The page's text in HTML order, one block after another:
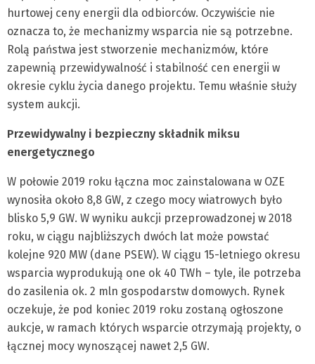
hurtowej ceny energii dla odbiorców. Oczywiście nie
oznacza to, że mechanizmy wsparcia nie są potrzebne.
Rolą państwa jest stworzenie mechanizmów, które
zapewnią przewidywalność i stabilność cen energii w
okresie cyklu życia danego projektu. Temu właśnie służy
system aukcji.
Przewidywalny i bezpieczny składnik miksu
energetycznego
W połowie 2019 roku łączna moc zainstalowana w OZE
wynosiła około 8,8 GW, z czego mocy wiatrowych było
blisko 5,9 GW. W wyniku aukcji przeprowadzonej w 2018
roku, w ciągu najbliższych dwóch lat może powstać
kolejne 920 MW (dane PSEW). W ciągu 15-letniego okresu
wsparcia wyprodukują one ok 40 TWh – tyle, ile potrzeba
do zasilenia ok. 2 mln gospodarstw domowych. Rynek
oczekuje, że pod koniec 2019 roku zostaną ogłoszone
aukcje, w ramach których wsparcie otrzymają projekty, o
łącznej mocy wynoszącej nawet 2,5 GW.